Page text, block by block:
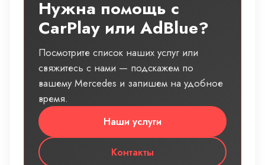
Нужна помощь с
CarPlay или AdBlue?
Посмотрите список наших услуг или
свяжитесь с нами — подскажем по
вашему Mercedes и запишем на удобное
время.
Наши услуги
Контакты